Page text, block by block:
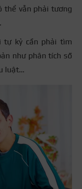
thể vẫn phải tương
tự kỷ cần phải tìm
như phân tích số
luật…